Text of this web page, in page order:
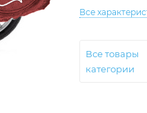
Все
Все товары
категории